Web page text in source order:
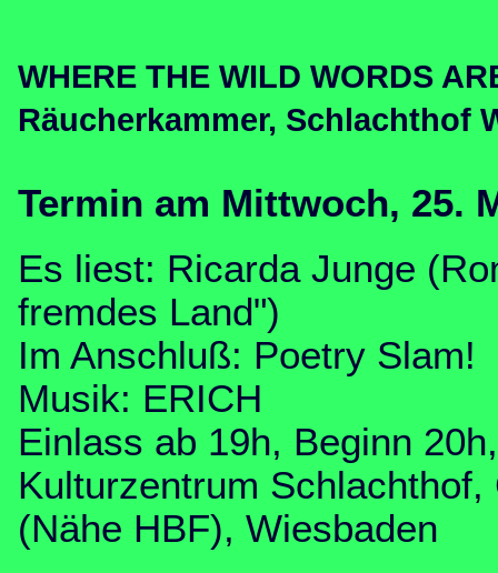
WHERE THE WILD WORDS
Räucherkammer, Schlachthof
Termin am Mittwoch, 25.
Es liest: Ricarda Junge
fremdes Land")
Im Anschluß: Poetry Slam!
Musik: ERICH
Einlass ab 19h, Beginn
Kulturzentrum
(Nähe HBF), Wiesbaden